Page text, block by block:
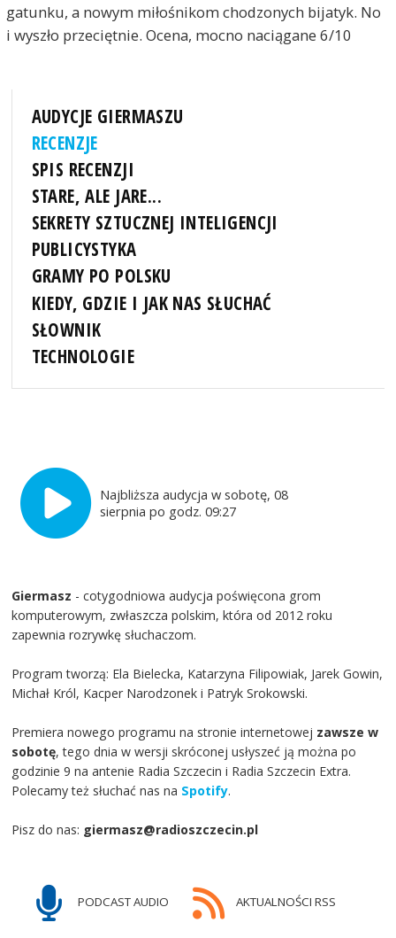
gatunku, a nowym miłośnikom chodzonych bijatyk. No
i wyszło przeciętnie. Ocena, mocno naciągane 6/10
AUDYCJE GIERMASZU
RECENZJE
SPIS RECENZJI
STARE, ALE JARE...
SEKRETY SZTUCZNEJ INTELIGENCJI
PUBLICYSTYKA
GRAMY PO POLSKU
KIEDY, GDZIE I JAK NAS SŁUCHAĆ
SŁOWNIK
TECHNOLOGIE
Najbliższa audycja w sobotę, 08
sierpnia po godz. 09:27
Giermasz - cotygodniowa audycja poświęcona grom
komputerowym, zwłaszcza polskim, która od 2012 roku
zapewnia rozrywkę słuchaczom.
Program tworzą: Ela Bielecka, Katarzyna Filipowiak, Jarek Gowin,
Michał Król, Kacper Narodzonek i Patryk Srokowski.
Premiera nowego programu na stronie internetowej zawsze w
sobotę, tego dnia w wersji skróconej usłyszeć ją można po
godzinie 9 na antenie Radia Szczecin i Radia Szczecin Extra.
Polecamy też słuchać nas na Spotify.
Pisz do nas: giermasz@radioszczecin.pl
PODCAST AUDIO AKTUALNOŚCI RSS